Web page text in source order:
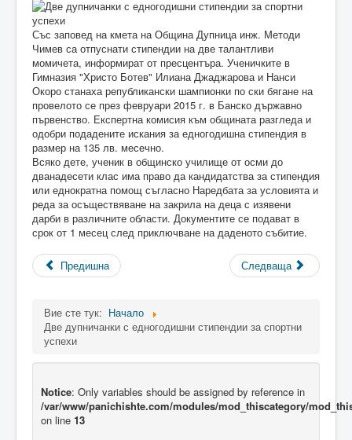
Със заповед на кмета на Община Дупница инж. Методи
Чимев са отпуснати стипендии на две талантливи
момичета, информират от пресцентъра. Ученичките в
Гимназия "Христо Ботев" Илиана Джаджарова и Нанси
Окоро станаха републикански шампионки по ски бягане на
провелото се през февруари 2015 г. в Банско държавно
първенство. Експертна комисия към общината разгледа и
одобри подадените искания за едногодишна стипендия в
размер на 135 лв. месечно.
Всяко дете, ученик в общинско училище от осми до
дванадесети клас има право да кандидатства за стипендия
или еднократна помощ съгласно Наредбата за условията и
реда за осъществяване на закрила на деца с изявени
дарби в различните области. Документите се подават в
срок от 1 месец след приключване на даденото събитие.
Предишна Следваща
Вие сте тук: Начало
Две дупничанки с едногодишни стипендии за спортни
успехи
Notice: Only variables should be assigned by reference in
/var/www/panichishte.com/modules/mod_thiscategory/
on line 13